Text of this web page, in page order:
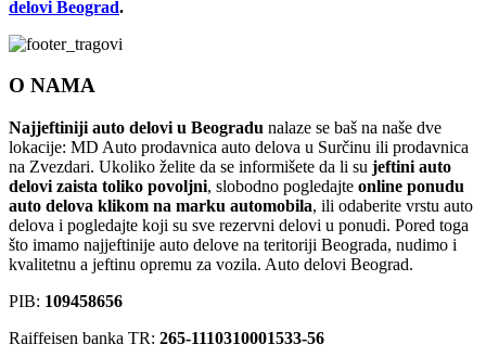
delovi Beograd.
O NAMA
Najjeftiniji auto delovi u Beogradu nalaze se baš na naše dve
lokacije: MD Auto prodavnica auto delova u Surčinu ili prodavnica
na Zvezdari. Ukoliko želite da se informišete da li su jeftini auto
delovi zaista toliko povoljni, slobodno pogledajte online ponudu
auto delova klikom na marku automobila, ili odaberite vrstu auto
delova i pogledajte koji su sve rezervni delovi u ponudi. Pored toga
što imamo najjeftinije auto delove na teritoriji Beograda, nudimo i
kvalitetnu a jeftinu opremu za vozila. Auto delovi Beograd.
PIB: 109458656
Raiffeisen banka TR: 265-1110310001533-56